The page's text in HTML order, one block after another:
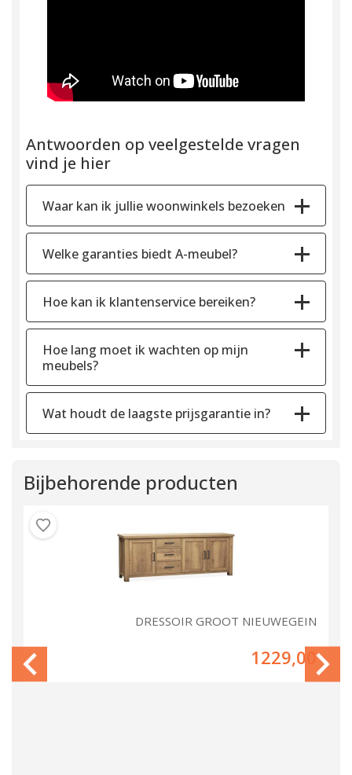
Antwoorden op veelgestelde vragen
vind je hier
Waar kan ik jullie woonwinkels bezoeken
Welke garanties biedt A-meubel?
Hoe kan ik klantenservice bereiken?
Hoe lang moet ik wachten op mijn
meubels?
Wat houdt de laagste prijsgarantie in?
Bijbehorende producten
DRESSOIR GROOT NIEUWEGEIN
1229,00